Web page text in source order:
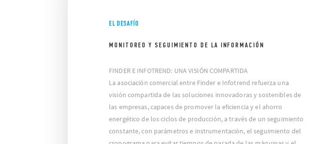
EL DESAFÍO
MONITOREO Y SEGUIMIENTO DE LA INFORMACIÓN
FINDER E INFOTREND: UNA VISIÓN COMPARTIDA
La asociación comercial entre Finder e Infotrend refuerza una
visión compartida de las soluciones innovadoras y sostenibles de
las empresas, capaces de promover la eficiencia y el ahorro
energético de los ciclos de producción, a través de un seguimiento
constante, con parámetros e instrumentación, el seguimiento del